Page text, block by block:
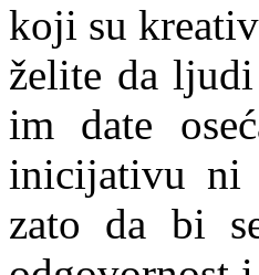
koji su
želite da
im date
inicijativu ni
zato da bi